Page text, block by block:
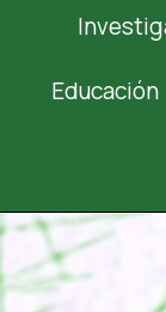
Educación